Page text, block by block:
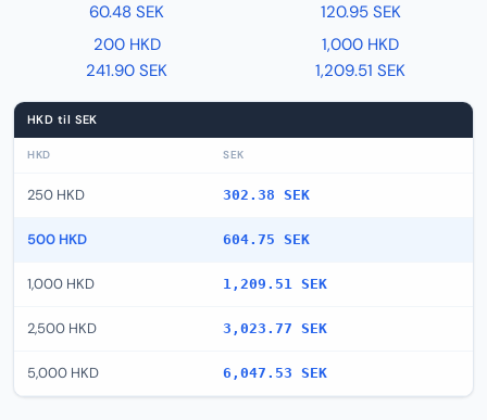
60.48 SEK
120.95 SEK
200 HKD
241.90 SEK
1,000 HKD
1,209.51 SEK
HKD til SEK
HKD SEK
250 HKD 302.38 SEK
500 HKD 604.75 SEK
1,000 HKD 1,209.51 SEK
2,500 HKD 3,023.77 SEK
5,000 HKD 6,047.53 SEK